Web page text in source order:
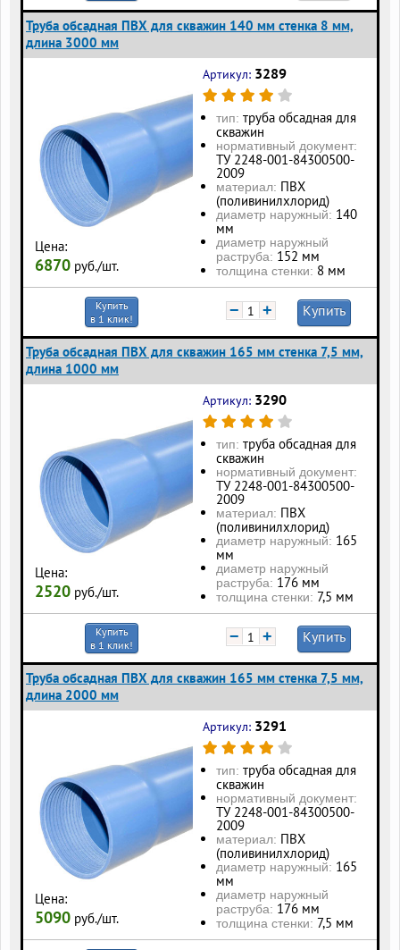
Труба обсадная ПВХ для скважин 140 мм стенка 8 мм,
длина 3000 мм
Цена:
6870 руб./шт.
Артикул: 3289
тип: труба обсадная для
скважин
нормативный документ:
ТУ 2248-001-84300500-
2009
материал: ПВХ
(поливинилхлорид)
диаметр наружный: 140
мм
диаметр наружный
раструба: 152 мм
толщина стенки: 8 мм
Купить
в 1 клик!
− + Купить
Труба обсадная ПВХ для скважин 165 мм стенка 7,5 мм,
длина 1000 мм
Цена:
2520 руб./шт.
Артикул: 3290
тип: труба обсадная для
скважин
нормативный документ:
ТУ 2248-001-84300500-
2009
материал: ПВХ
(поливинилхлорид)
диаметр наружный: 165
мм
диаметр наружный
раструба: 176 мм
толщина стенки: 7,5 мм
Купить
в 1 клик!
− + Купить
Труба обсадная ПВХ для скважин 165 мм стенка 7,5 мм,
длина 2000 мм
Цена:
5090 руб./шт.
Артикул: 3291
тип: труба обсадная для
скважин
нормативный документ:
ТУ 2248-001-84300500-
2009
материал: ПВХ
(поливинилхлорид)
диаметр наружный: 165
мм
диаметр наружный
раструба: 176 мм
толщина стенки: 7,5 мм